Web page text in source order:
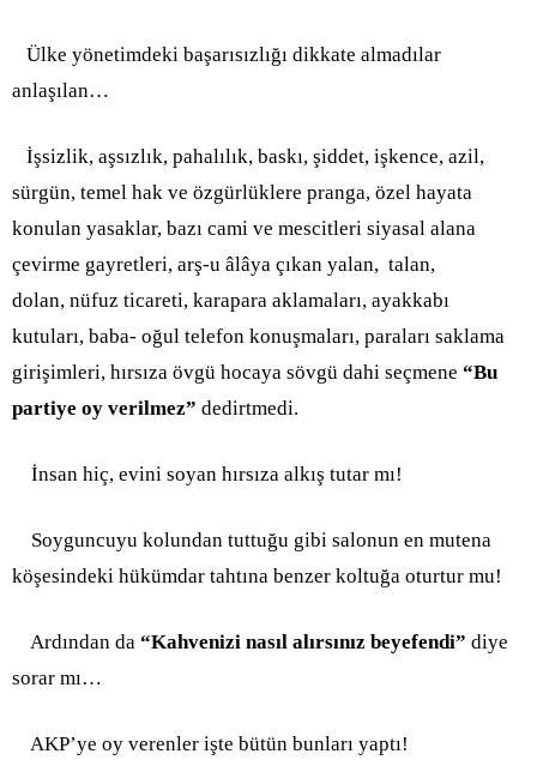
Ülke yönetimdeki başarısızlığı dikkate almadılar
anlaşılan…
İşsizlik, aşsızlık, pahalılık, baskı, şiddet, işkence, azil,
sürgün, temel hak ve özgürlüklere pranga, özel hayata
konulan yasaklar, bazı cami ve mescitleri siyasal alana
çevirme gayretleri, arş-u âlâya çıkan yalan, talan,
dolan, nüfuz ticareti, karapara aklamaları, ayakkabı
kutuları, baba- oğul telefon konuşmaları, paraları saklama
girişimleri, hırsıza övgü hocaya sövgü dahi seçmene “Bu
partiye oy verilmez” dedirtmedi.
İnsan hiç, evini soyan hırsıza alkış tutar mı!
Soyguncuyu kolundan tuttuğu gibi salonun en mutena
köşesindeki hükümdar tahtına benzer koltuğa oturtur mu!
Ardından da “Kahvenizi nasıl alırsınız beyefendi” diye
sorar mı…
AKP’ye oy verenler işte bütün bunları yaptı!